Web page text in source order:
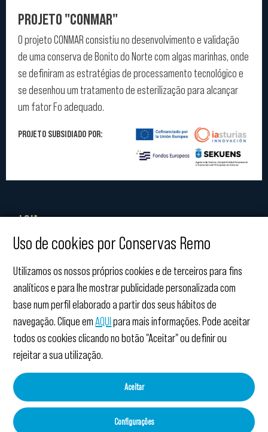
PROJETO "CONMAR"
O projeto CONMAR consistiu no desenvolvimento e validação
de uma conserva de Bonito do Norte com algas marinhas, onde
se definiram as estratégias de processamento tecnológico e
se desenhou um tratamento de esterilização para alcançar
um fator Fo adequado.
PROJETO SUBSIDIADO POR:
LOJA
NÓS
AJUDA
LEGAIS
MÉTODOS DE
Uso de cookies por Conservas Remo
Utilizamos os nossos próprios cookies e de terceiros para fins
analíticos e para lhe mostrar publicidade personalizada com
base num perfil elaborado a partir dos seus hábitos de
navegação. Clique emAQUIpara mais informações. Pode aceitar
todos os cookies clicando no botão "Aceitar" ou definir ou
rejeitar a sua utilização.
Aceitar
Configurações